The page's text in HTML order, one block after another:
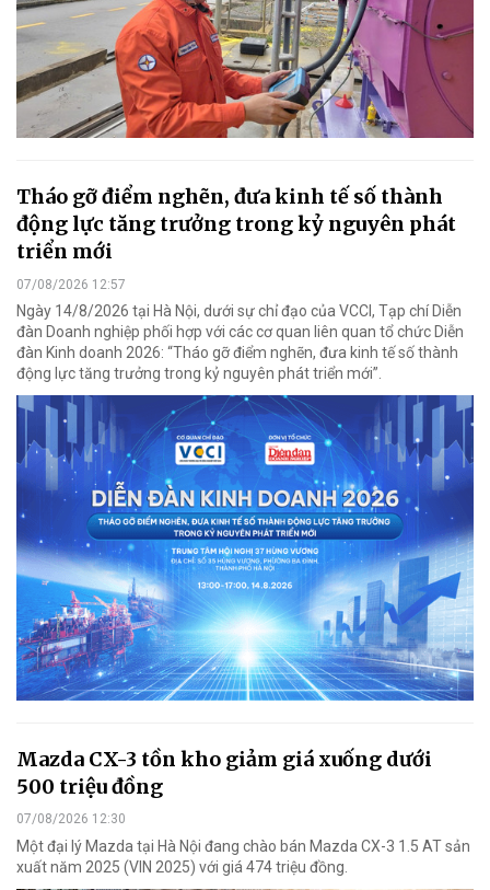
Tháo gỡ điểm nghẽn, đưa kinh tế số thành
động lực tăng trưởng trong kỷ nguyên phát
triển mới
07/08/2026 12:57
Ngày 14/8/2026 tại Hà Nội, dưới sự chỉ đạo của VCCI, Tạp chí Diễn
đàn Doanh nghiệp phối hợp với các cơ quan liên quan tổ chức Diễn
đàn Kinh doanh 2026: “Tháo gỡ điểm nghẽn, đưa kinh tế số thành
động lực tăng trưởng trong kỷ nguyên phát triển mới”.
Mazda CX-3 tồn kho giảm giá xuống dưới
500 triệu đồng
07/08/2026 12:30
Một đại lý Mazda tại Hà Nội đang chào bán Mazda CX-3 1.5 AT sản
xuất năm 2025 (VIN 2025) với giá 474 triệu đồng.